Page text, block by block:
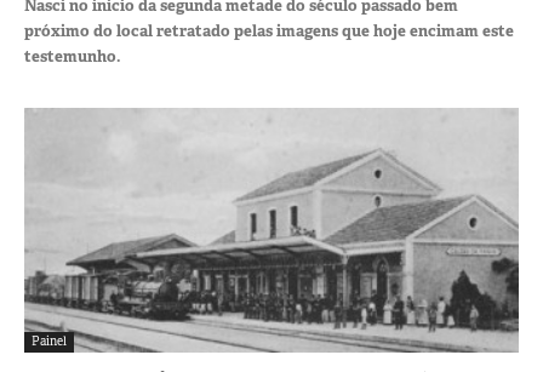
Nasci no inicio da segunda metade do século passado bem
próximo do local retratado pelas imagens que hoje encimam este
testemunho.
Painel